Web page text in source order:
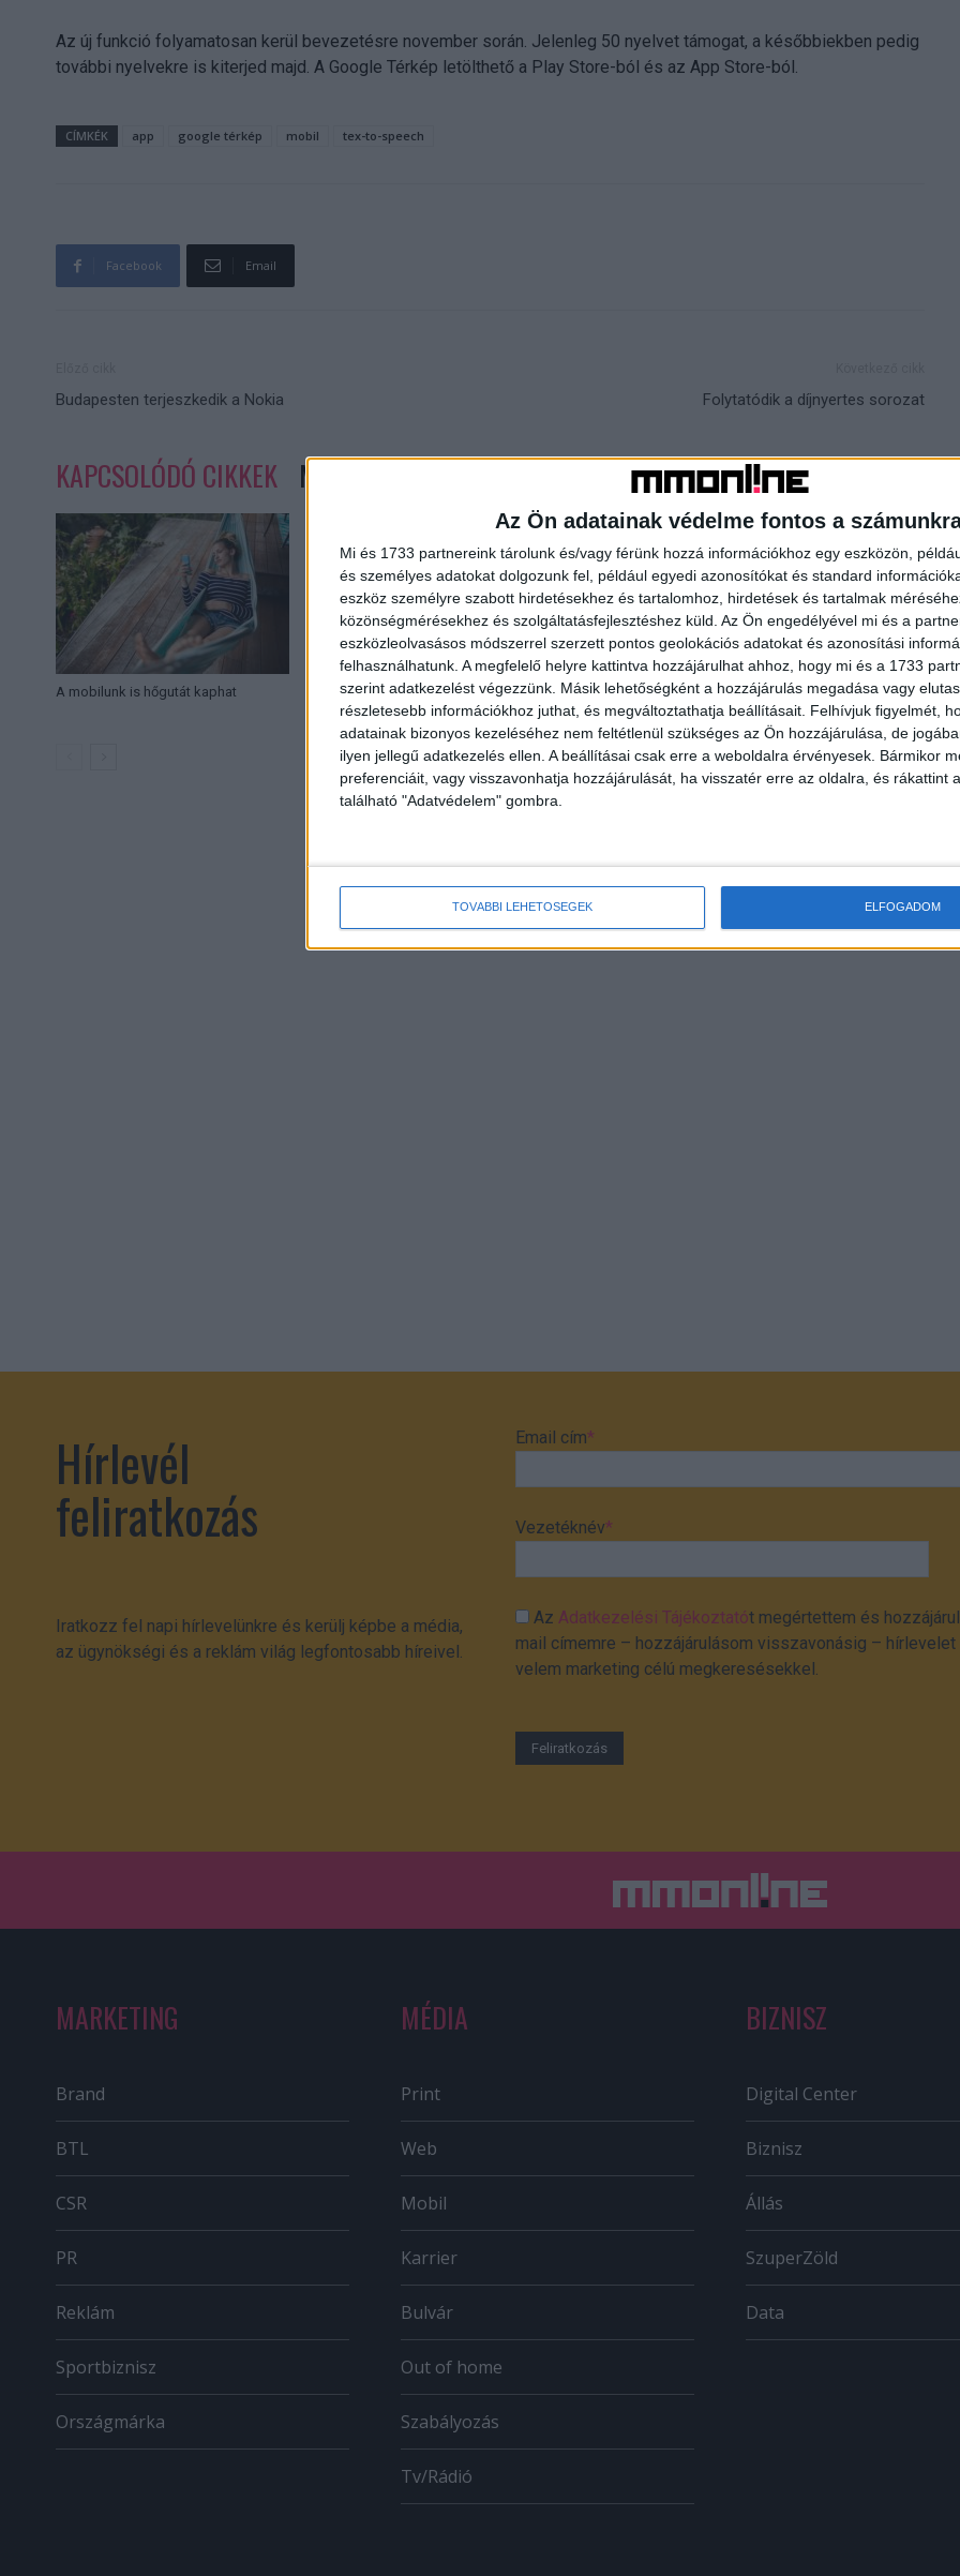
Az Ön adatainak védelme fontos a
Mi és 1733 partnereink tárolunk és/vagy férünk hozzá információkhoz egy eszközön,
és személyes adatokat dolgozunk fel, például egyedi azonosítókat és standard
eszköz személyre szabott hirdetésekhez és tartalomhoz, hirdetések és tartalmak
közönségmérésekhez és szolgáltatásfejlesztéshez küld. Az Ön engedélyével mi és a
eszközleolvasásos módszerrel szerzett pontos geolokációs adatokat és azonosítási
felhasználhatunk. A megfelelő helyre kattintva hozzájárulhat ahhoz, hogy mi és a 1733
szerint adatkezelést végezzünk. Másik lehetőségként a hozzájárulás megadása vagy
részletesebb információkhoz juthat, és megváltoztathatja beállításait. Felhívjuk figyelmét,
adatainak bizonyos kezeléséhez nem feltétlenül szükséges az Ön hozzájárulása, de
ilyen jellegű adatkezelés ellen. A beállításai csak erre a weboldalra érvényesek. Bármikor
preferenciáit, vagy visszavonhatja hozzájárulását, ha visszatér erre az oldalra, és rákattint
található "Adatvédelem" gombra.
TOVÁBBI LEHETŐSÉGEK ELFOGADOM
Az új funkció folyamatosan kerül bevezetésre november során. Jelenleg 50 nyelvet támogat, a későbbiekben pedig
további nyelvekre is kiterjed majd. A Google Térkép letölthető a Play Store-ból és az App Store-ból.
CÍMKÉK app google térkép mobil tex-to-speech
Facebook Email
Budapesten terjeszkedik a Nokia Folytatódik a díjnyertes sorozat
KAPCSOLÓDÓ CIKKEK MORE FROM AUTHOR
A mobilunk is hőgutát kaphat
Vadiúj kihajtható okosmobilokkal rukkolt
elő a Samsung
Ezt tudják az új Samsung okosórák
Hírlevél
feliratkozás
Iratkozz fel napi hírlevelünkre és kerülj képbe a média,
az ügynökségi és a reklám világ legfontosabb híreivel.
Email cím*
Vezetéknév*
AzAdatkezelési Tájékoztatót megértettem és
mail címemre – hozzájárulásom visszavonásig –
velem marketing célú megkeresésekkel.
MARKETING
Brand
BTL
CSR
PR
Reklám
Sportbiznisz
Országmárka
MÉDIA
Print
Web
Mobil
Karrier
Bulvár
Out of home
Szabályozás
Tv/Rádió
BIZNISZ
Digital Center
Biznisz
Állás
SzuperZöld
Data